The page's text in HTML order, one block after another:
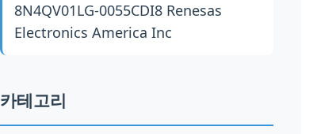
8N4QV01LG-0055CDI8 Renesas
Electronics America Inc
카테고리